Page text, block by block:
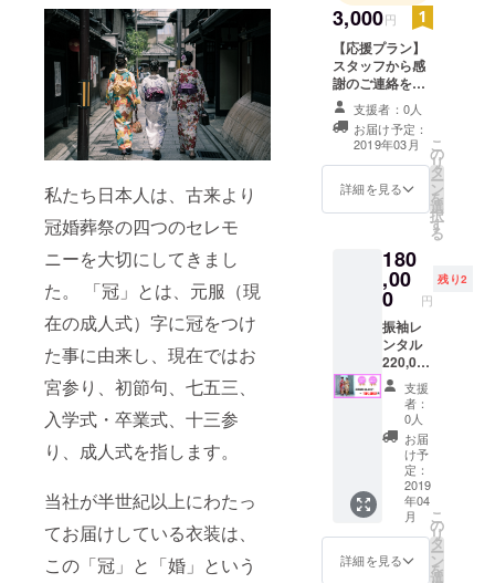
私たち日本人は、古来より
冠婚葬祭の四つのセレモ
ニーを大切にしてきまし
た。 「冠」とは、元服（現
在の成人式）字に冠をつけ
た事に由来し、現在ではお
宮参り、初節句、七五三、
入学式・卒業式、十三参
り、成人式を指します。
当社が半世紀以上にわたっ
てお届けしている衣装は、
この「冠」と「婚」という
3,000円
【応援プラン】
スタッフから感
謝のご連絡を
メールにてさせ
ていただくと同
時に、みとみ公
式インスタグラ
ムで協賛者とし
てお名前を出さ
希望のお名前を
ご記入くださ
CAMPFIREの
ユーザー名を掲
載いたします。
ご了承くださ
い。
支援者：0人
お届け予定：
2019年03月
詳細を見る
こ
の
リ
タ
ー
ン
を
選
択
す
る
180
,00
0 円
残り2
振袖レ
ンタル
220,000
円分チ
ケット
【成人
式当日
＋イン
スタ前
撮り】
・振袖
レンタ
ル
220,000
円分チ
支援
者：
0人
お届
け予
定：
2019
年04
月
詳細を見る
こ
の
リ
タ
ー
ン
を
選